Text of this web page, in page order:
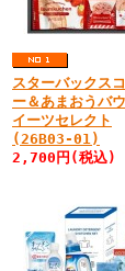
スターバックス
ー＆あまおうバ
イーツセレクト
(26B03-01)
2,700円 (税込)